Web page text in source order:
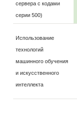
сервера с кодами
серии 500)
Использование
технологий
машинного обучения
и искусственного
интеллекта